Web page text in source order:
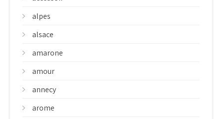
alpes
alsace
amarone
amour
annecy
arome